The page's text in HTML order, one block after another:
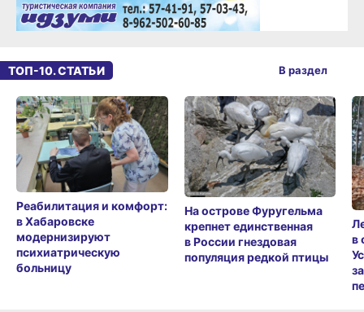
ТОП-10. СТАТЬИ
Реабилитация и комфорт:
в Хабаровске
модернизируют
психиатрическую
больницу
На острове Фуругельма
крепнет единственная
в России гнездовая
популяция редкой птицы
в
В раздел